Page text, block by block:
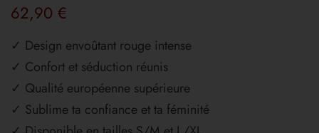
62,90 €
✓ Design envoûtant rouge intense
✓ Confort et séduction réunis
✓ Qualité européenne supérieure
✓ Sublime ta confiance et ta féminité